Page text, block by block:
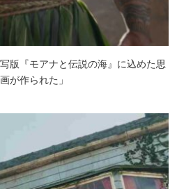
版『モアナと伝説の海』に込めた思
が作られた」